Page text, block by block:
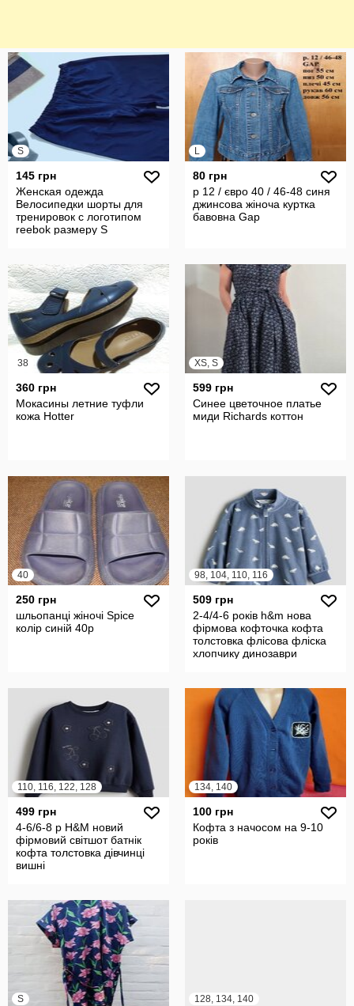
S
145 грн
Женская одежда
Велосипедки шорты для
тренировок с логотипом
reebok размеру S
L
80 грн
р 12 / євро 40 / 46-48 синя
джинсова жіноча куртка
бавовна Gap
38
360 грн
Мокасины летние туфли
кожа Hotter
XS, S
599 грн
Синее цветочное платье
миди Richards коттон
40
250 грн
шльопанці жіночі Spice
колір синій 40р
98, 104, 110, 116
509 грн
2-4/4-6 років h&m нова
фірмова кофточка кофта
толстовка флісова фліска
хлопчику динозаври
110, 116, 122, 128
499 грн
4-6/6-8 р H&M новий
фірмовий світшот батнік
кофта толстовка дівчинці
вишні
134, 140
100 грн
Кофта з начосом на 9-10
років
S 128, 134, 140